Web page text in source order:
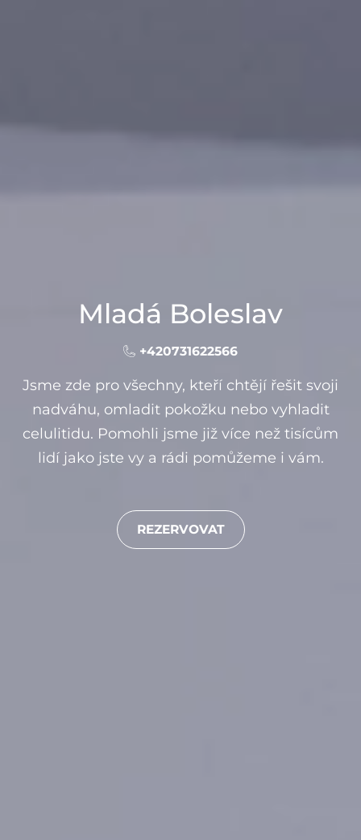
Mladá Boleslav
+420731622566
Jsme zde pro všechny, kteří chtějí řešit svoji
nadváhu, omladit pokožku nebo vyhladit
celulitidu. Pomohli jsme již více než tisícům
lidí jako jste vy a rádi pomůžeme i vám.
REZERVOVAT